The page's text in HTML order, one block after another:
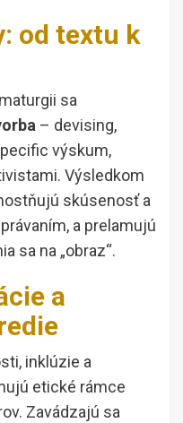
od textu k
sa
– devising,
výskum,
Výsledkom
skúsenosť a
a prelamujú
sa na „obraz“.
a
inklúzie a
etické rámce
Zavádzajú sa